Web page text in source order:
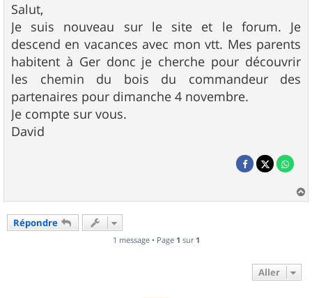
s
s
a
g
e
Salut,
Je suis nouveau sur le site et le forum. Je
descend en vacances avec mon vtt. Mes parents
habitent à Ger donc je cherche pour découvrir
les chemin du bois du commandeur des
partenaires pour dimanche 4 novembre.
Je compte sur vous.
David
a
Répondre
1 message • Page 1 sur 1
Aller